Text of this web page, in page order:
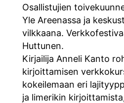
Osallistujien
Yle Areenassa ja
vilkkaana.
Huttunen.
Kirjailija Anneli Kanto
kirjoittamisen
kokeilemaan eri
ja limerikin